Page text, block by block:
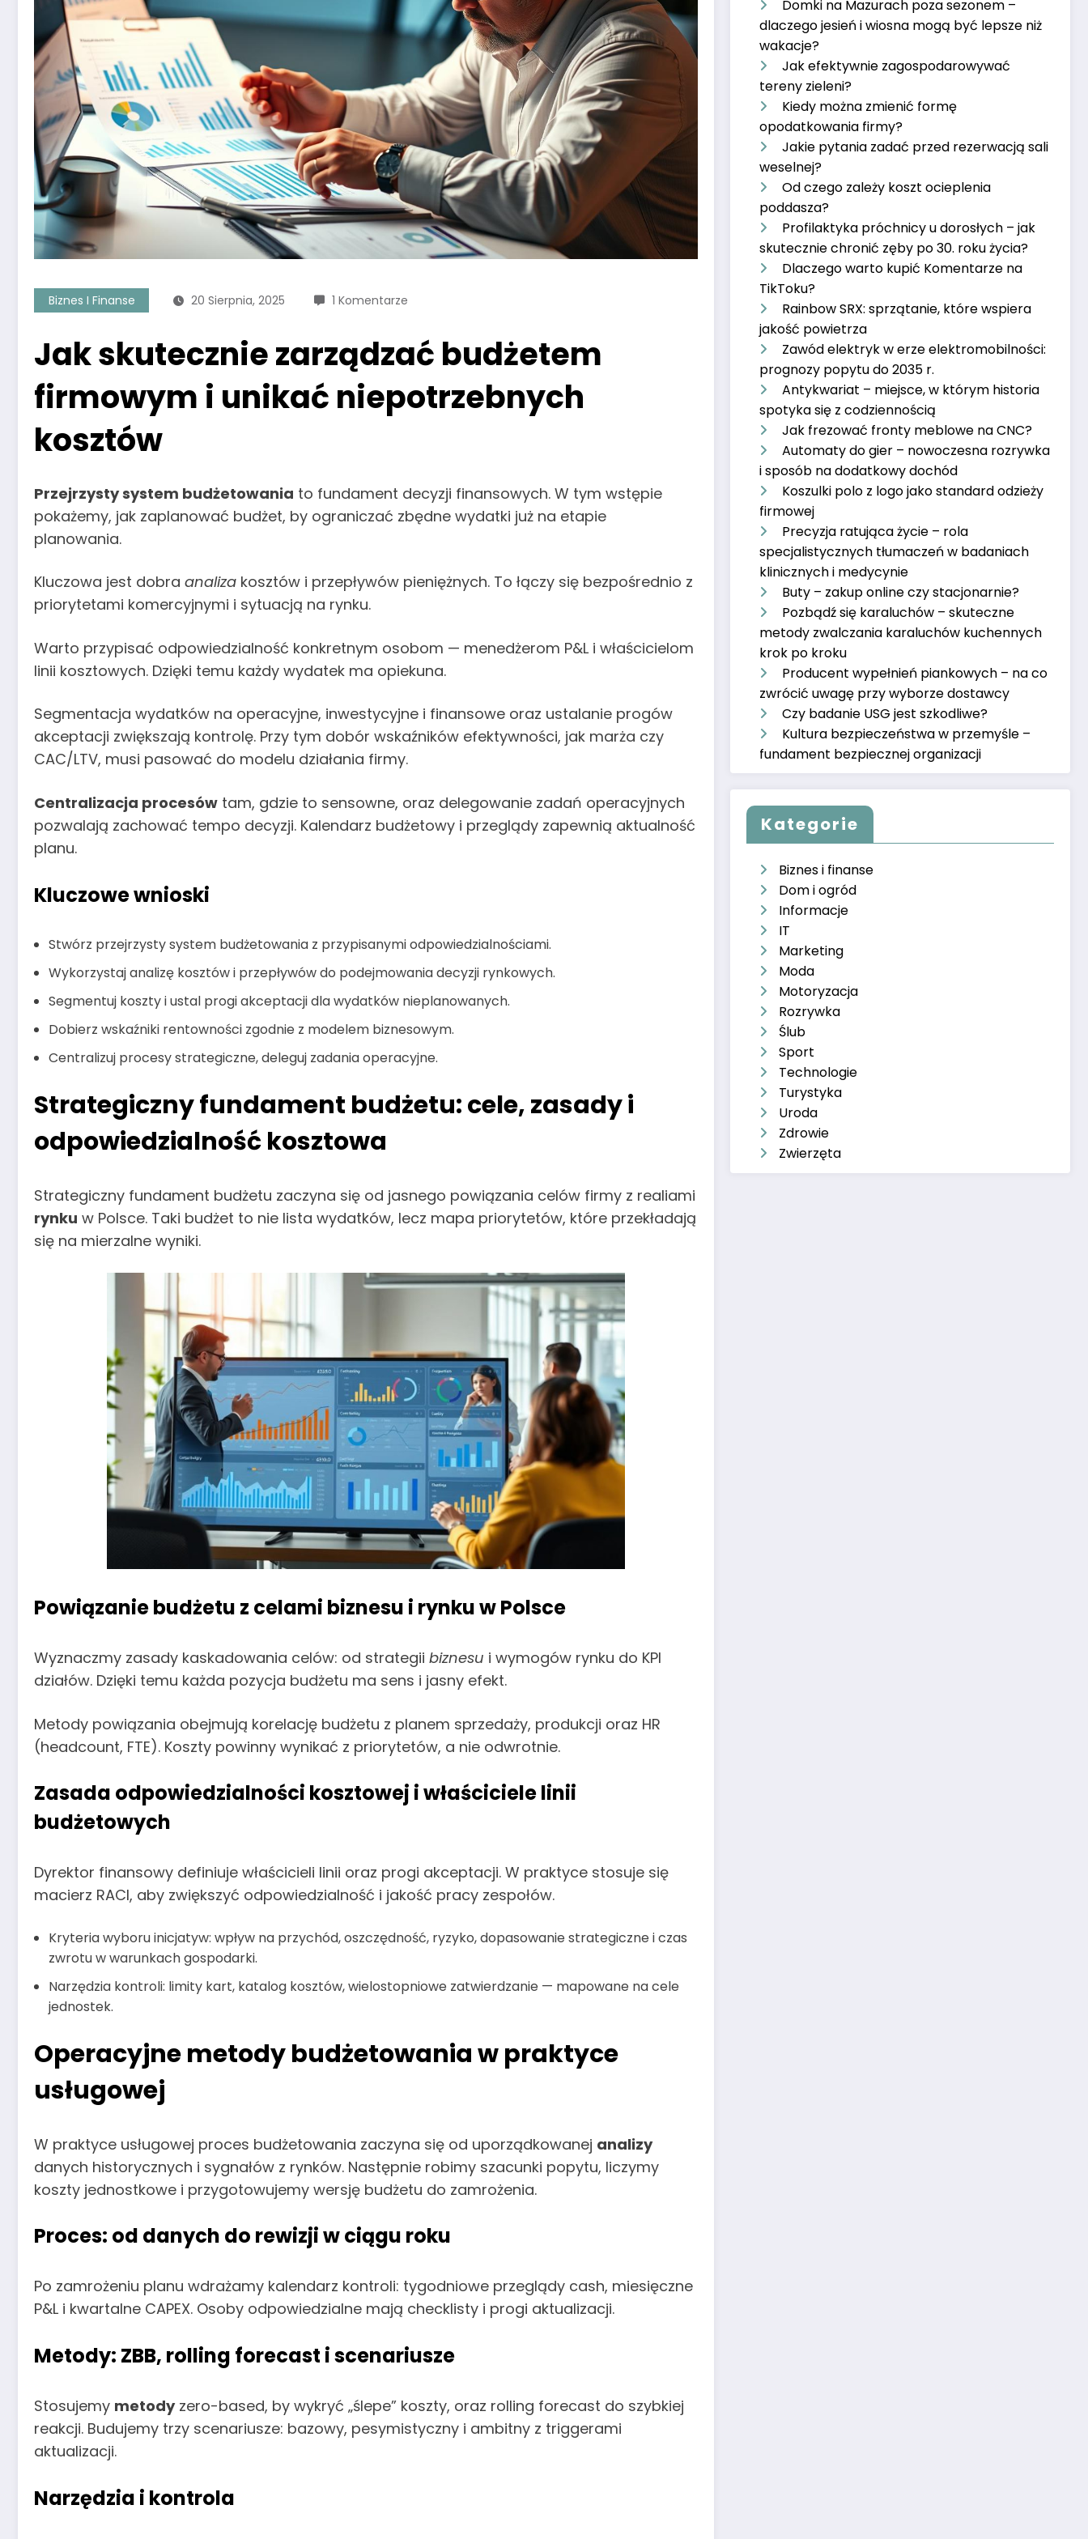
Biznes I Finanse 20 Sierpnia, 2025 1 Komentarze
Jak skutecznie zarządzać budżetem
firmowym i unikać niepotrzebnych
kosztów
Przejrzysty system budżetowania to fundament decyzji finansowych. W tym wstępie
pokażemy, jak zaplanować budżet, by ograniczać zbędne wydatki już na etapie
planowania.
Kluczowa jest dobra analiza kosztów i przepływów pieniężnych. To łączy się bezpośrednio z
priorytetami komercyjnymi i sytuacją na rynku.
Warto przypisać odpowiedzialność konkretnym osobom — menedżerom P&L i właścicielom
linii kosztowych. Dzięki temu każdy wydatek ma opiekuna.
Segmentacja wydatków na operacyjne, inwestycyjne i finansowe oraz ustalanie progów
akceptacji zwiększają kontrolę. Przy tym dobór wskaźników efektywności, jak marża czy
CAC/LTV, musi pasować do modelu działania firmy.
Centralizacja procesów tam, gdzie to sensowne, oraz delegowanie zadań operacyjnych
pozwalają zachować tempo decyzji. Kalendarz budżetowy i przeglądy zapewnią aktualność
planu.
Kluczowe wnioski
Stwórz przejrzysty system budżetowania z przypisanymi odpowiedzialnościami.
Wykorzystaj analizę kosztów i przepływów do podejmowania decyzji rynkowych.
Segmentuj koszty i ustal progi akceptacji dla wydatków nieplanowanych.
Dobierz wskaźniki rentowności zgodnie z modelem biznesowym.
Centralizuj procesy strategiczne, deleguj zadania operacyjne.
Strategiczny fundament budżetu: cele, zasady i
odpowiedzialność kosztowa
Strategiczny fundament budżetu zaczyna się od jasnego powiązania celów firmy z realiami
rynku w Polsce. Taki budżet to nie lista wydatków, lecz mapa priorytetów, które przekładają
się na mierzalne wyniki.
Powiązanie budżetu z celami biznesu i rynku w Polsce
Wyznaczmy zasady kaskadowania celów: od strategii biznesu i wymogów rynku do KPI
działów. Dzięki temu każda pozycja budżetu ma sens i jasny efekt.
Metody powiązania obejmują korelację budżetu z planem sprzedaży, produkcji oraz HR
(headcount, FTE). Koszty powinny wynikać z priorytetów, a nie odwrotnie.
Zasada odpowiedzialności kosztowej i właściciele linii
budżetowych
Dyrektor finansowy definiuje właścicieli linii oraz progi akceptacji. W praktyce stosuje się
macierz RACI, aby zwiększyć odpowiedzialność i jakość pracy zespołów.
Kryteria wyboru inicjatyw: wpływ na przychód, oszczędność, ryzyko, dopasowanie strategiczne i czas
zwrotu w warunkach gospodarki.
Narzędzia kontroli: limity kart, katalog kosztów, wielostopniowe zatwierdzanie — mapowane na cele
jednostek.
Operacyjne metody budżetowania w praktyce
usługowej
W praktyce usługowej proces budżetowania zaczyna się od uporządkowanej analizy
danych historycznych i sygnałów z rynków. Następnie robimy szacunki popytu, liczymy
koszty jednostkowe i przygotowujemy wersję budżetu do zamrożenia.
Proces: od danych do rewizji w ciągu roku
Po zamrożeniu planu wdrażamy kalendarz kontroli: tygodniowe przeglądy cash, miesięczne
P&L i kwartalne CAPEX. Osoby odpowiedzialne mają checklisty i progi aktualizacji.
Metody: ZBB, rolling forecast i scenariusze
Stosujemy metodyzero-based, by wykryć „ślepe” koszty, oraz rolling forecast do szybkiej
reakcji. Budujemy trzy scenariusze: bazowy, pesymistyczny i ambitny z triggerami
aktualizacji.
Narzędzia i kontrola
Domki na Mazurach poza sezonem –
dlaczego jesień i wiosna mogą być lepsze niż
wakacje?
Jak efektywnie zagospodarowywać
tereny zieleni?
Kiedy można zmienić formę
opodatkowania firmy?
Jakie pytania zadać przed rezerwacją sali
weselnej?
Od czego zależy koszt ocieplenia
poddasza?
Profilaktyka próchnicy u dorosłych – jak
skutecznie chronić zęby po 30. roku życia?
Dlaczego warto kupić Komentarze na
TikToku?
Rainbow SRX: sprzątanie, które wspiera
jakość powietrza
Zawód elektryk w erze elektromobilności:
prognozy popytu do 2035 r.
Antykwariat – miejsce, w którym historia
spotyka się z codziennością
Jak frezować fronty meblowe na CNC?
Automaty do gier – nowoczesna rozrywka
i sposób na dodatkowy dochód
Koszulki polo z logo jako standard odzieży
firmowej
Precyzja ratująca życie – rola
specjalistycznych tłumaczeń w badaniach
klinicznych i medycynie
Buty – zakup online czy stacjonarnie?
Pozbądź się karaluchów – skuteczne
metody zwalczania karaluchów kuchennych
krok po kroku
Producent wypełnień piankowych – na co
zwrócić uwagę przy wyborze dostawcy
Czy badanie USG jest szkodliwe?
Kultura bezpieczeństwa w przemyśle –
fundament bezpiecznej organizacji
Kategorie
Biznes i finanse
Dom i ogród
Informacje
IT
Marketing
Moda
Motoryzacja
Rozrywka
Ślub
Sport
Technologie
Turystyka
Uroda
Zdrowie
Zwierzęta